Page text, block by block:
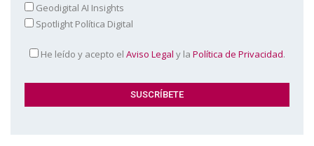
Geodigital AI Insights
Spotlight Política Digital
He leído y acepto el Aviso Legal y la Política de Privacidad.